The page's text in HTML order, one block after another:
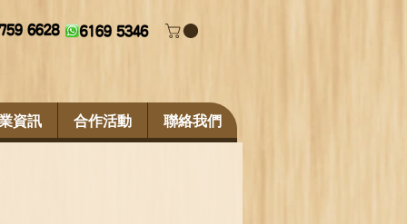
資訊 合作活動 聯絡我們